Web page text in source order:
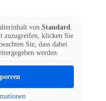
von Standard.
zuzugreifen, klicken Sie
Sie, dass dabei
werden.